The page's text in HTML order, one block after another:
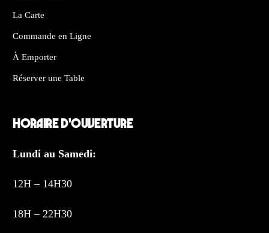
La Carte
Commande en Ligne
À Emporter
Réserver une Table
Horaire d'ouverture
Lundi au Samedi:
12H – 14H30
18H – 22H30